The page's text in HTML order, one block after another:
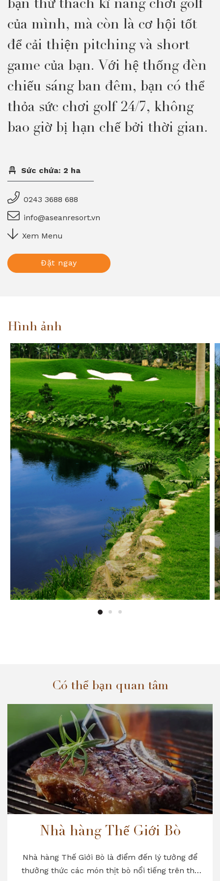
bạn thử thách kĩ năng chơi golf
của mình, mà còn là cơ hội tốt
để cải thiện pitching và short
game của bạn. Với hệ thống đèn
chiếu sáng ban đêm, bạn có thể
thỏa sức chơi golf 24/7, không
bao giờ bị hạn chế bởi thời gian.
Sức chứa: 2 ha
0243 3688 688
info@aseanresort.vn
Xem Menu
Đặt ngay
Hình ảnh
Có thể bạn quan tâm
Nhà hàng Thế Giới Bò
Nhà hàng Thế Giới Bò là điểm đến lý tưởng để
thưởng thức các món thịt bò nổi tiếng trên thế